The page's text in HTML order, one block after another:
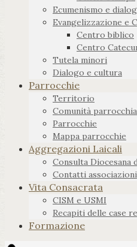
Ecumenismo e
Evangelizzazione e
Centro biblico
Centro
Tutela minori
Dialogo e cultura
Parrocchie
Territorio
Comunità
Parrocchie
Mappa parrocchie
Aggregazioni Laicali
Consulta Diocesana
Contatti associazioni
Vita Consacrata
CISM e USMI
Recapiti delle case
Formazione